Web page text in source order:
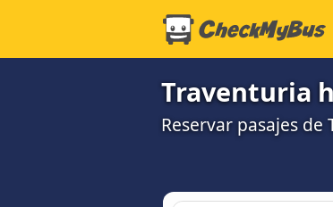
Traventuria
Reservar pasajes